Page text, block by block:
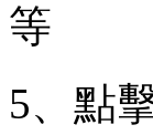
等
5、點